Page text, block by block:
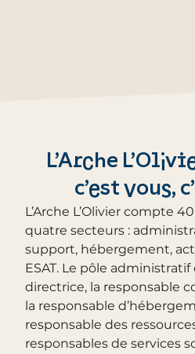
L’Arche
c’est vous,
L’Arche L’Olivier compte
quatre secteurs :
support, hébergement,
ESAT. Le pôle administratif
directrice, la responsable
la responsable
responsable des
responsables de services